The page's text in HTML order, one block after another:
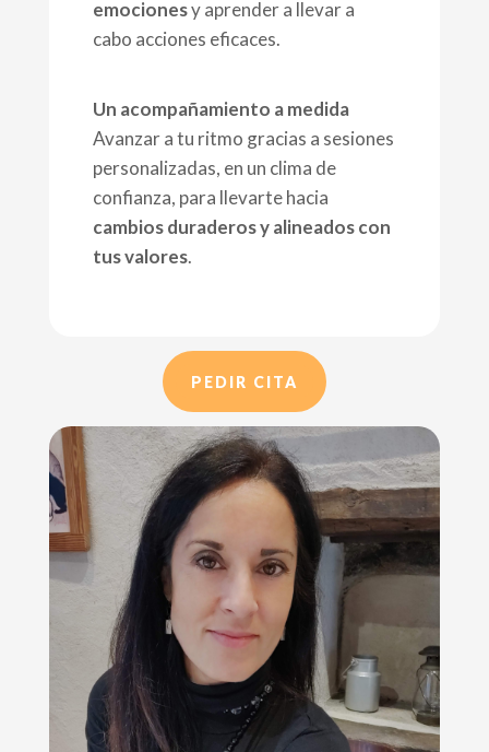
emocionesy aprender a llevar a
cabo acciones eficaces.
Un acompañamiento a medida
Avanzar a tu ritmo gracias a sesiones
personalizadas, en un clima de
confianza, para llevarte hacia
cambios duraderos y alineados con
tus valores.
PEDIR CITA